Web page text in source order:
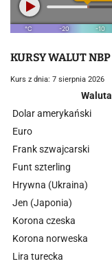
KURSY WALUT NBP
Kurs z dnia: 7 sierpnia 2026
Waluta
Dolar amerykański
Euro
Frank szwajcarski
Funt szterling
Hrywna (Ukraina)
Jen (Japonia)
Korona czeska
Korona norweska
Lira turecka